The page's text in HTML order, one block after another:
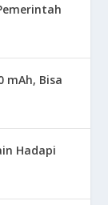
mAh, Bisa
Hadapi